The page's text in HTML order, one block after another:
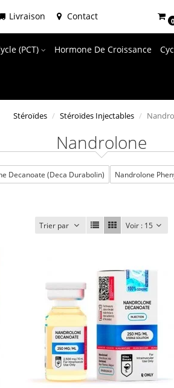
Livraison Contact 0
(PCT) Hormone De Croissance
Stéroïdes Stéroïdes Injectables
Nandrolone
Decanoate (Deca Durabolin) Nandrolone
Trier par Voir : 15